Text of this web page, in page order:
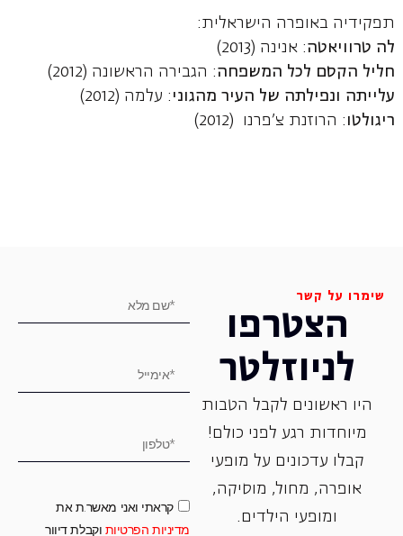
תפקידיה באופרה הישראלית:
לה טרוויאטה: אנינה (2013)
חליל הקסם לכל המשפחה: הגבירה הראשונה (2012)
עלייתה ונפילתה של העיר מהגוני : עלמה (2012)
ריגולטו : הרוזנת צ'פרנו (2012)
שימרו על קשר
הצטרפו
לניוזלטר
היו ראשונים לקבל הטבות
מיוחדות רגע לפני כולם!
קבלו עדכונים על מופעי
אופרה, ‏מחול, ‏מוסיקה,
ומופעי הילדים.
קראתי ואני מאשר.ת את
מדיניות הפרטיות וקבלת דיוור